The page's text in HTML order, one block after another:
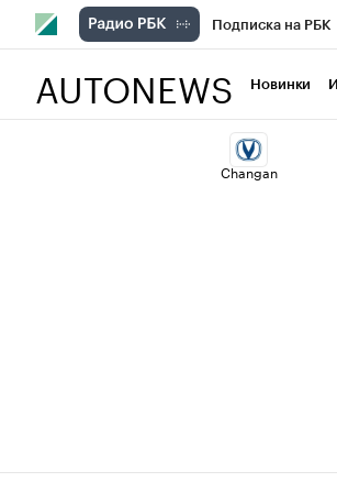
Подписка на РБК
Национальные
Кредитные
AUTONEWS Новинки
Changan